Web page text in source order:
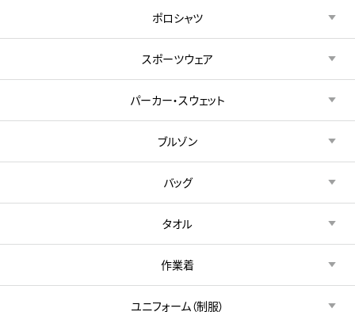
ポロシャツ
スポーツウェア
パーカー・スウェット
ブルゾン
バッグ
タオル
作業着
ユニフォーム（制服）